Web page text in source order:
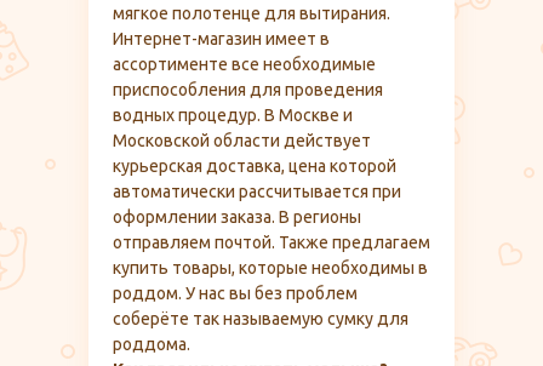
мягкое полотенце для вытирания.
Интернет-магазин имеет в
ассортименте все необходимые
приспособления для проведения
водных процедур. В Москве и
Московской области действует
курьерская доставка, цена которой
автоматически рассчитывается при
оформлении заказа. В регионы
отправляем почтой. Также предлагаем
купить товары, которые необходимы в
роддом. У нас вы без проблем
соберёте так называемую сумку для
роддома.